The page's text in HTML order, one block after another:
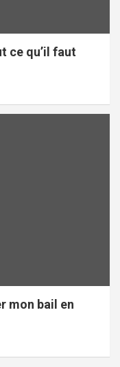
ce qu’il faut
mon bail en